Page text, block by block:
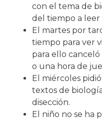
con el tema de
del tiempo a
El martes por
tiempo para ver
para ello
o una hora de
El miércoles
textos de
disección.
El niño no se ha